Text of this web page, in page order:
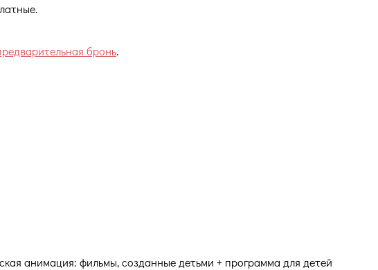
бронь.
анимация: фильмы, созданные детьми + программа для детей